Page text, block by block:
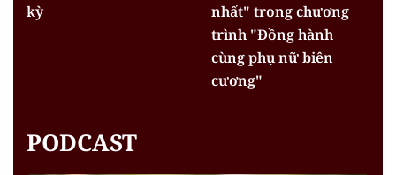
kỳ
nhất" trong chương
trình "Đồng hành
cùng phụ nữ biên
cương"
PODCAST